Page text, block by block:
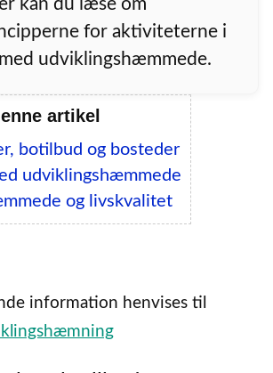
kan du læse om
for aktiviteterne i
udviklingshæmmede.
artikel
botilbud og bosteder
udviklingshæmmede
og livskvalitet
information henvises til